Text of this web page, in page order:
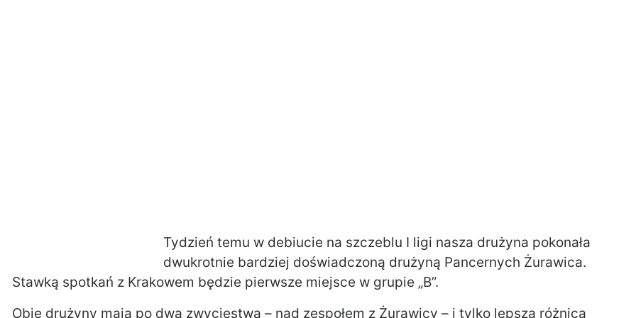
Tydzień temu w debiucie na szczeblu I ligi nasza drużyna pokonała
dwukrotnie bardziej doświadczoną drużyną Pancernych Żurawica.
Stawką spotkań z Krakowem będzie pierwsze miejsce w grupie „B”.
Obie drużyny maja po dwa zwycięstwa – nad zespołem z Żurawicy – i tylko lepszą różnica